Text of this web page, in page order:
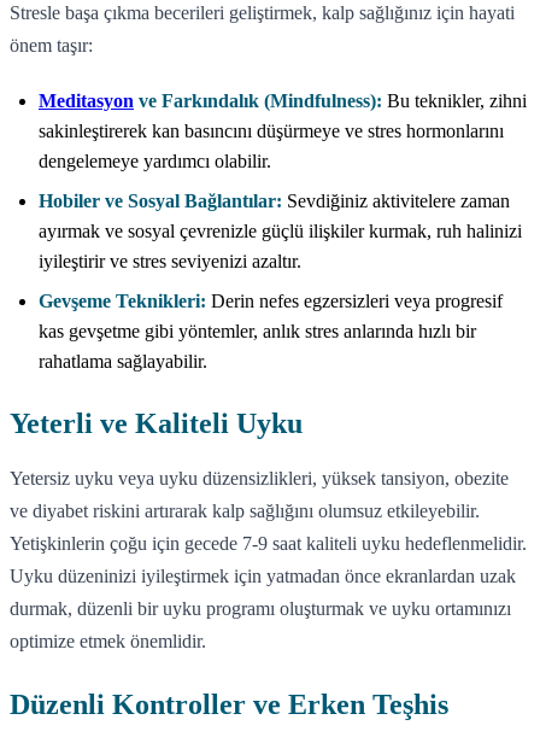
Stresle başa çıkma becerileri geliştirmek, kalp sağlığınız için hayati
önem taşır:
Meditasyon ve Farkındalık (Mindfulness): Bu teknikler, zihni
sakinleştirerek kan basıncını düşürmeye ve stres hormonlarını
dengelemeye yardımcı olabilir.
Hobiler ve Sosyal Bağlantılar: Sevdiğiniz aktivitelere zaman
ayırmak ve sosyal çevrenizle güçlü ilişkiler kurmak, ruh halinizi
iyileştirir ve stres seviyenizi azaltır.
Gevşeme Teknikleri: Derin nefes egzersizleri veya progresif
kas gevşetme gibi yöntemler, anlık stres anlarında hızlı bir
rahatlama sağlayabilir.
Yeterli ve Kaliteli Uyku
Yetersiz uyku veya uyku düzensizlikleri, yüksek tansiyon, obezite
ve diyabet riskini artırarak kalp sağlığını olumsuz etkileyebilir.
Yetişkinlerin çoğu için gecede 7-9 saat kaliteli uyku hedeflenmelidir.
Uyku düzeninizi iyileştirmek için yatmadan önce ekranlardan uzak
durmak, düzenli bir uyku programı oluşturmak ve uyku ortamınızı
optimize etmek önemlidir.
Düzenli Kontroller ve Erken Teşhis